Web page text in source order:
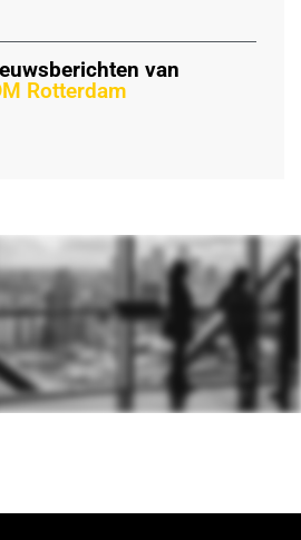
van
Rotterdam